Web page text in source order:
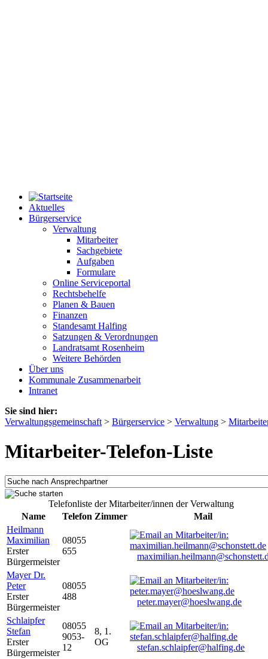
Aktuelles
Bürgerservice
Verwaltung
Mitarbeiter
Sachgebiete
Aufgaben
Formulare
Online Serviceportal
Rechtsbehelfe
Planen & Bauen
Finanzen
Standesamt Halfing
Satzungen & Verordnungen
Landratsamt Rosenheim
Weitere Behörden
Über uns
Kommunale Zusammenarbeit
Intranet
Sie sind hier:
Verwaltungsgemeinschaft > Bürgerservice > Verwaltung >
Mitarbeiter-Telefon-Liste
Telefonliste der Mitarbeiter/innen der Verwaltung
Name
Telefon Zimmer
Mail
Heilmann
Maximilian
Erster
Bürgermeister
08055
655
Mayer Dr.
Peter
Erster
Bürgermeister
08055
488
peter.mayer@hoeslwang.de
Schlaipfer
Stefan
Erster
Bürgermeister
08055
9053-
12
8, 1.
OG
stefan.schlaipfer@halfing.de